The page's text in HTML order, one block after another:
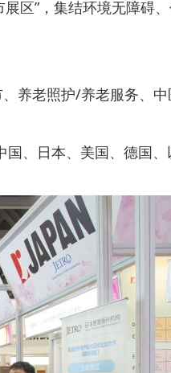
区”，集结环境无障碍
养老照护/养老服务、
、日本、美国、德国